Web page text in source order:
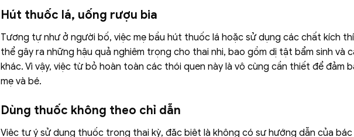
Hút thuốc lá, uống rượu bia
Tương tự như ở người bố, việc mẹ bầu hút thuốc lá hoặc sử dụng các chất kích
thể gây ra những hậu quả nghiêm trọng cho thai nhi, bao gồm dị tật bẩm sinh và
khác. Vì vậy, việc từ bỏ hoàn toàn các thói quen này là vô cùng cần thiết để đảm
mẹ và bé.
Dùng thuốc không theo chỉ dẫn
Việc tự ý sử dụng thuốc trong thai kỳ, đặc biệt là không có sự hướng dẫn của